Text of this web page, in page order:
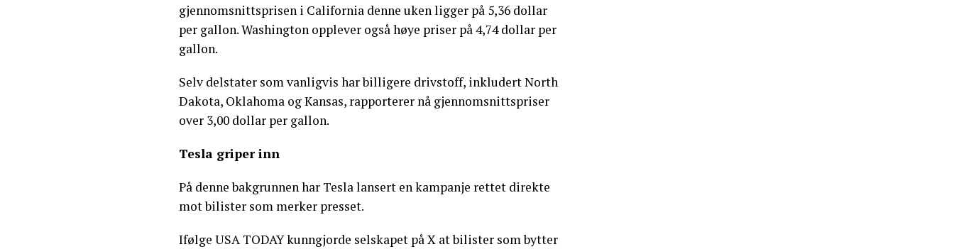
gjennomsnittsprisen i California denne uken ligger på 5,36 dollar
per gallon. Washington opplever også høye priser på 4,74 dollar per
gallon.
Selv delstater som vanligvis har billigere drivstoff, inkludert North
Dakota, Oklahoma og Kansas, rapporterer nå gjennomsnittspriser
over 3,00 dollar per gallon.
Tesla griper inn
På denne bakgrunnen har Tesla lansert en kampanje rettet direkte
mot bilister som merker presset.
Ifølge USA TODAY kunngjorde selskapet på X at bilister som bytter